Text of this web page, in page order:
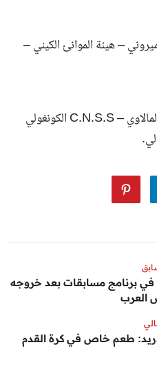
– هيئة الموانئ الكيني –
الجيش الرواندي – بريف هارتس المالاوي – C.N.S.S الكونغولي
برنامج مسابقات بعد خروجه
العرب
طعم خاص في كرة القدم